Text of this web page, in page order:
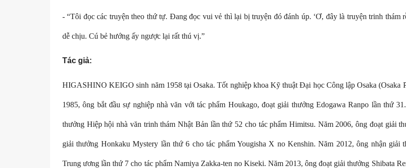
- “Tôi đọc các truyện theo thứ tự. Đang đọc vui vẻ thì lại bị truyện đó đánh úp. ‘Ơ, đây là truyện trinh thám
dễ chịu. Cú bẻ hướng ấy ngược lại rất thú vị.”
Tác giả:
HIGASHINO KEIGO sinh năm 1958 tại Osaka. Tốt nghiệp khoa Kỹ thuật Đại học Công lập Osaka (Osaka
1985, ông bắt đầu sự nghiệp nhà văn với tác phẩm Houkago, đoạt giải thưởng Edogawa Ranpo lần thứ
thưởng Hiệp hội nhà văn trinh thám Nhật Bản lần thứ 52 cho tác phẩm Himitsu. Năm 2006, ông đoạt giải
giải thưởng Honkaku Mystery lần thứ 6 cho tác phẩm Yougisha X no Kenshin. Năm 2012, ông nhận giải
Trung ương lần thứ 7 cho tác phẩm Namiya Zakka-ten no Kiseki. Năm 2013, ông đoạt giải thưởng Shibata